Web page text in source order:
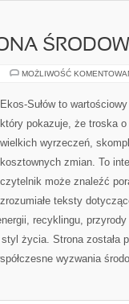
MOŻLIWOŚĆ
Ekos-Sułów to
który pokazuje, że troska
wielkich wyrzeczeń,
kosztownych zmian. To
czytelnik może znaleźć
zrozumiałe teksty
recyklingu,
życia. Strona została
wyzwania